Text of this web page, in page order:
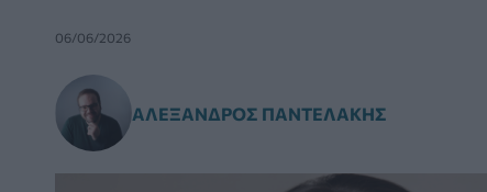
06/06/2026
ΑΛΈΞΑΝΔΡΟΣ ΠΑΝΤΕΛΆΚΗΣ